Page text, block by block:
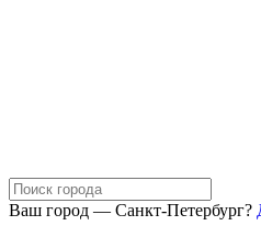
Ваш город — Санкт-Петербург?